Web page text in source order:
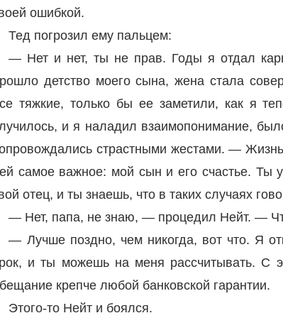
ошибкой.
Тед погрозил ему пальцем:
— Нет и нет, ты не прав. Годы я отдал
детство моего сына, жена стала
тяжкие, только бы ее заметили, как я
и я наладил взаимопонимание,
страстными жестами. —
самое важное: мой сын и его счастье. Ты
отец, и ты знаешь, что в таких случаях
— Нет, папа, не знаю, — процедил Нейт. —
— Лучше поздно, чем никогда, вот что. Я
и ты можешь на меня рассчитывать. С
крепче любой банковской гарантии.
Этого-то Нейт и боялся.